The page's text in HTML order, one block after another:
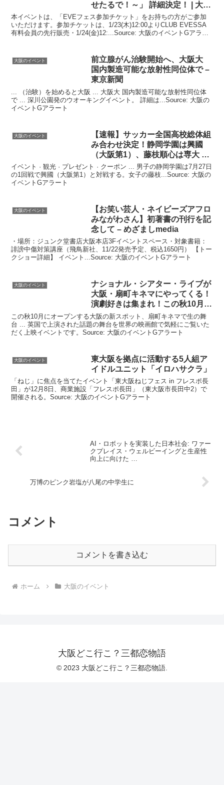
せたるで！～」 詳細決定！ | 大阪
…
本イベントは、「EVEフェス参加チケット」をお持ちの方がご参加
いただけます。参加チケットは、1/23(木)12:00よりCLUB EVESSA
有料会員の先行販売・1/24(金)12:...Source: 大阪のイベントGアラー
大阪のイベント 前立腺がん治験開始へ、 大阪大
国内製造可能な放射性同位体で –
東京新聞
... （治験）を始めると大阪 ... 大阪大 国内製造可能な放射性同位体
で ... 深川公園発のウオーキングイベント。 詳細は...Source: 大阪の
イベントGアラート
大阪のイベント
【速報】サッカー全国高校総体組
み合わせ決定！静岡学園は興國
（大阪第1）、藤枝順心は専大 …
イベント · 観光 · プレゼント · クーポン ... 男子の静岡学園は7月27日
の1回戦で興國（大阪第1）と対戦する。女子の藤枝...Source: 大阪の
イベントGアラート
大阪のイベント
【お笑い芸人・ネイビーズアフロ
みながわさん】初著書の刊行を記
念して – めざましmedia
・場所：ジュンク堂書店大阪本店3Fイベントスペース・対象書籍：
誹謗中傷対策講座（飛鳥新社、11/22発売予定、税込1650円） 【トー
クショー詳細】 イベント...Source: 大阪のイベントGアラート
大阪のイベント
ナショナル・シアター・ライブが
大阪 ・扇町キネマにやってくる！
演劇好きは集まれ！この秋10月
…
この秋10月にオープンする大阪の新スポット、扇町キネマで生の舞
台 ... 英国で上演された話題の舞台を世界の映画館で気軽にご覧いた
だく上映イベントです。Source: 大阪のイベントGアラート
大阪のイベント 東大阪を拠点に活動する5人組ア
イドルユニット「イロハサクラ」
「ねじ」に焦点を当てたイベント「東大阪ねじフェス in フレスポ長
田」が12月8日、商業施設「フレスポ長田」（東大阪市長田中2）で
開催される。Source: 大阪のイベントGアラート
AI・ロボットを実装した日本社会: ワァー
クプレイス・ウェルビーイングと生産性
向上に向けた …
万博のピンク岩塩が八尾の中学生に
コメント
コメントを書き込む
ホーム 大阪のイベント
大阪どこ行こ？三都恋物語
© 2023 大阪どこ行こ？三都恋物語.